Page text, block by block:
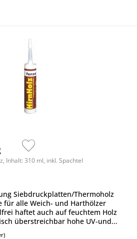
Inhalt: 310 ml, inkl. Spachtel
Siebdruckplatten/Thermoholz
für alle Weich- und Harthölzer
haftet auch auf feuchtem Holz
überstreichbar hohe UV-und...